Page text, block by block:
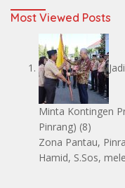
Most Viewed Posts
Minta Kontingen
Pinrang) (8)
Zona Pantau,
Hamid, S.Sos,